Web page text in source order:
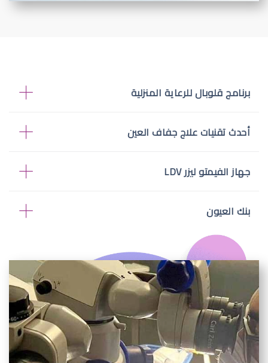
برنامج قلوبال للرعاية المنزلية
أحدث تقنيات علاج جفاف العين
جهاز الفيمتو ليزر LDV
بنك العيون